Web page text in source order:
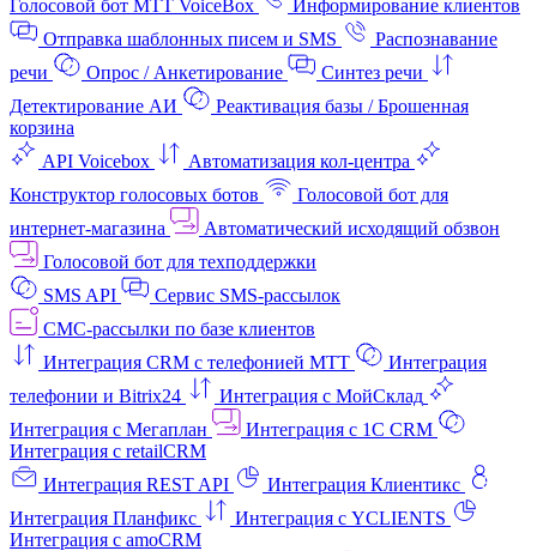
Голосовой бот МТТ VoiceBox
Информирование клиентов
Отправка шаблонных писем и SMS
Распознавание
речи
Опрос / Анкетирование
Синтез речи
Детектирование АИ
Реактивация базы / Брошенная
корзина
API Voicebox
Автоматизация кол‑центра
Конструктор голосовых ботов
Голосовой бот для
интернет‑магазина
Автоматический исходящий обзвон
Голосовой бот для техподдержки
SMS API
Сервис SMS-рассылок
СМС-рассылки по базе клиентов
Интеграция CRM с телефонией МТТ
Интеграция
телефонии и Bitrix24
Интеграция с МойСклад
Интеграция с Мегаплан
Интеграция с 1C CRM
Интеграция с retailCRM
Интеграция REST API
Интеграция Клиентикс
Интеграция Планфикс
Интеграция с YCLIENTS
Интеграция с amoCRM